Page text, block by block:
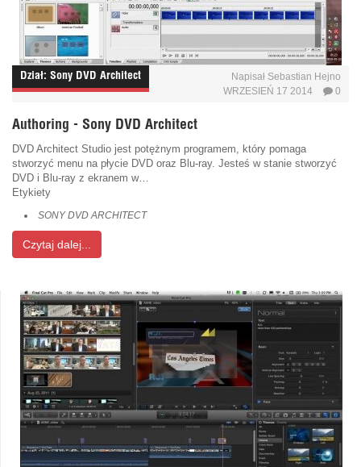
Dział: Sony DVD Architect Napisał Sebastian Hejno
WRZESIEŃ 17 2014
0
Authoring - Sony DVD Architect
DVD Architect Studio jest potężnym programem, który pomaga
stworzyć menu na płycie DVD oraz Blu-ray. Jesteś w stanie stworzyć
DVD i Blu-ray z ekranem w…
Etykiety
SONY DVD ARCHITECT
Czytaj dalej...